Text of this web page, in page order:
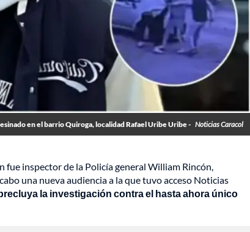
en el barrio Quiroga, localidad Rafael Uribe Uribe - Noticias Caracol
fue inspector de la Policía general William Rincón,
una nueva audiencia a la que tuvo acceso Noticias
la investigación contra el hasta ahora único